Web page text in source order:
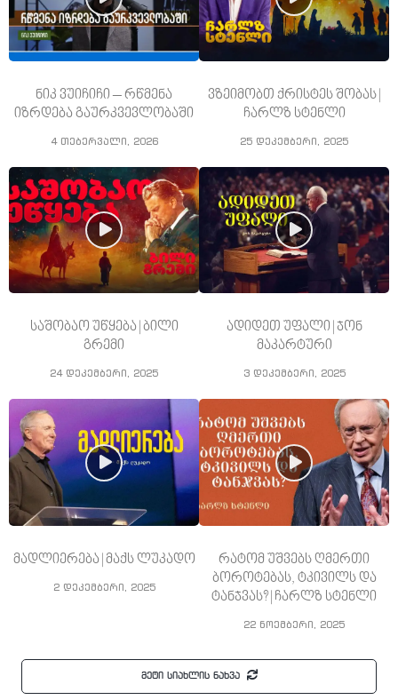
ნიკ ვუიჩიჩი – რწმენა
იზრდება გაურკვევლობაში
4 თებერვალი, 2026
ვზეიმობთ ქრისტეს შობას |
ჩარლზ სტენლი
25 დეკემბერი, 2025
საშობაო უწყება | ბილი
გრემი
24 დეკემბერი, 2025
ადიდეთ უფალი | ჯონ
მაკარტური
3 დეკემბერი, 2025
მადლიერება | მაქს ლუკადო
2 დეკემბერი, 2025
რატომ უშვებს ღმერთი
ბოროტებას, ტკივილს და
ტანჯვას? | ჩარლზ სტენლი
22 ნოემბერი, 2025
მეტი სიახლის ნახვა